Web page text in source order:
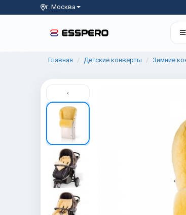
г. Москва
Главная Детские конверты Зимние
‹